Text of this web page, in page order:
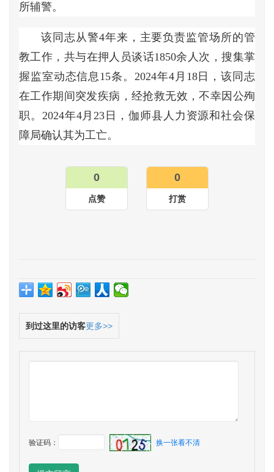
所辅警。
该同志从警4年来，主要负责监管场所的管
教工作，共与在押人员谈话1850余人次，搜集掌
握监室动态信息15条。2024年4月18日，该同志
在工作期间突发疾病，经抢救无效，不幸因公殉
职。2024年4月23日，伽师县人力资源和社会保
障局确认其为工亡。
0
点赞
0
打赏
到过这里的访客更多>>
验证码： 换一张看不清